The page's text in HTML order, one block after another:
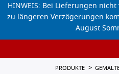
HINWEIS: Bei Lieferungen
zu längeren Verzögerungen
August
PRODUKTE